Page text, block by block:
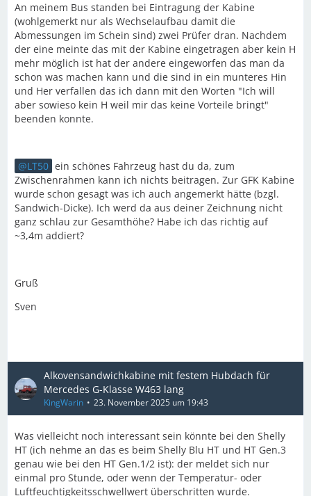
An meinem Bus standen bei Eintragung der Kabine
(wohlgemerkt nur als Wechselaufbau damit die
Abmessungen im Schein sind) zwei Prüfer dran. Nachdem
der eine meinte das mit der Kabine eingetragen aber kein H
mehr möglich ist hat der andere eingeworfen das man da
schon was machen kann und die sind in ein munteres Hin
und Her verfallen das ich dann mit den Worten "Ich will
aber sowieso kein H weil mir das keine Vorteile bringt"
beenden konnte.
LT50 ein schönes Fahrzeug hast du da, zum
Zwischenrahmen kann ich nichts beitragen. Zur GFK Kabine
wurde schon gesagt was ich auch angemerkt hätte (bzgl.
Sandwich-Dicke). Ich werd da aus deiner Zeichnung nicht
ganz schlau zur Gesamthöhe? Habe ich das richtig auf
~3,4m addiert?
Gruß
Sven
Alkovensandwichkabine mit festem Hubdach für
Mercedes G-Klasse W463 lang
KingWarin 23. November 2025 um 19:43
Was vielleicht noch interessant sein könnte bei den Shelly
HT (ich nehme an das es beim Shelly Blu HT und HT Gen.3
genau wie bei den HT Gen.1/2 ist): der meldet sich nur
einmal pro Stunde, oder wenn der Temperatur- oder
Luftfeuchtigkeitsschwellwert überschritten wurde.